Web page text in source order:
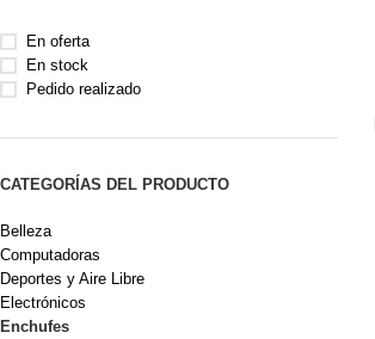
En oferta
En stock
Pedido realizado
CATEGORÍAS DEL PRODUCTO
Belleza
Computadoras
Deportes y Aire Libre
Electrónicos
Enchufes